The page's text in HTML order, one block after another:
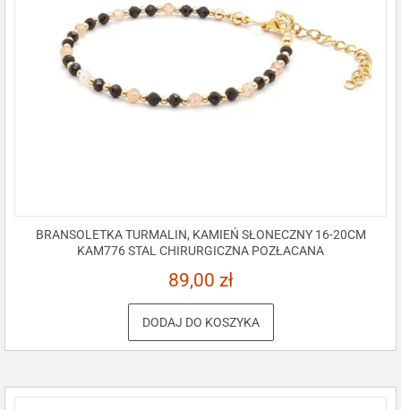
BRANSOLETKA TURMALIN, KAMIEŃ SŁONECZNY 16-20CM
KAM776 STAL CHIRURGICZNA POZŁACANA
89,00 zł
DODAJ DO KOSZYKA